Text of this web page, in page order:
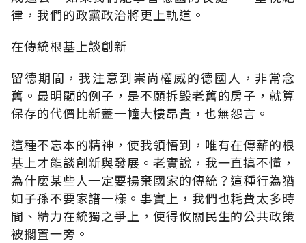
律，我們的政黨政治將更上軌道。
在傳統根基上談創新
留德期間，我注意到崇尚權威的德國人，非常念
舊。最明顯的例子，是不願拆毀老舊的房子，就算
保存的代價比新蓋一幢大樓昂貴，也無怨言。
這種不忘本的精神，使我領悟到，唯有在傳薪的根
基上才能談創新與發展。老實說，我一直搞不懂，
為什麼某些人一定要揚棄國家的傳統？這種行為猶
如子孫不要家譜一樣。事實上，我們也耗費太多時
間、精力在統獨之爭上，使得攸關民生的公共政策
被擱置一旁。